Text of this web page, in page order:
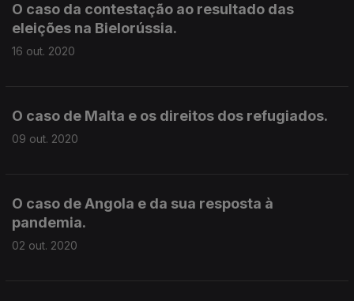
O caso da contestação ao resultado das
eleições na Bielorússia.
16 out. 2020
O caso de Malta e os direitos dos refugiados.
09 out. 2020
O caso de Angola e da sua resposta à
pandemia.
02 out. 2020